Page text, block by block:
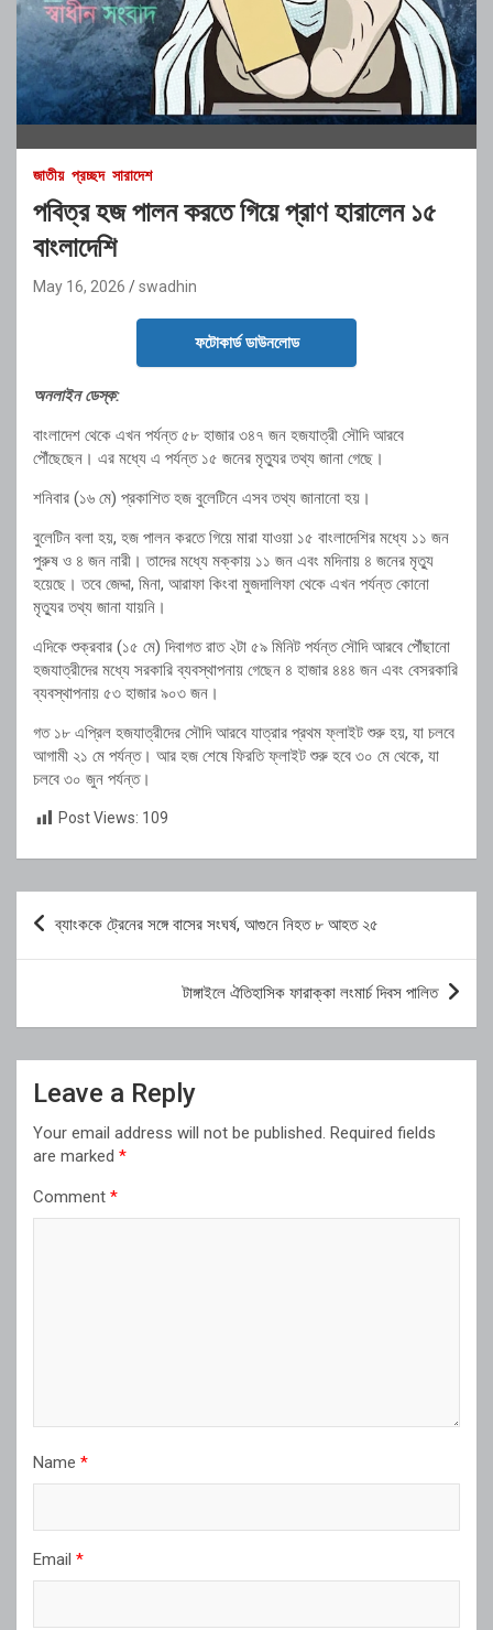
জাতীয় প্রচ্ছদ সারাদেশ
পবিত্র হজ পালন করতে গিয়ে প্রাণ হারালেন ১৫
বাংলাদেশি
May 16, 2026 swadhin
ফটোকার্ড ডাউনলোড
অনলাইন ডেস্ক:
বাংলাদেশ থেকে এখন পর্যন্ত ৫৮ হাজার ৩৪৭ জন হজযাত্রী সৌদি আরবে
পৌঁছেছেন। এর মধ্যে এ পর্যন্ত ১৫ জনের মৃত্যুর তথ্য জানা গেছে।
শনিবার (১৬ মে) প্রকাশিত হজ বুলেটিনে এসব তথ্য জানানো হয়।
বুলেটিন বলা হয়, হজ পালন করতে গিয়ে মারা যাওয়া ১৫ বাংলাদেশির মধ্যে ১১ জন
পুরুষ ও ৪ জন নারী। তাদের মধ্যে মক্কায় ১১ জন এবং মদিনায় ৪ জনের মৃত্যু
হয়েছে। তবে জেদ্দা, মিনা, আরাফা কিংবা মুজদালিফা থেকে এখন পর্যন্ত কোনো
মৃত্যুর তথ্য জানা যায়নি।
এদিকে শুক্রবার (১৫ মে) দিবাগত রাত ২টা ৫৯ মিনিট পর্যন্ত সৌদি আরবে পৌঁছানো
হজযাত্রীদের মধ্যে সরকারি ব্যবস্থাপনায় গেছেন ৪ হাজার ৪৪৪ জন এবং বেসরকারি
ব্যবস্থাপনায় ৫৩ হাজার ৯০৩ জন।
গত ১৮ এপ্রিল হজযাত্রীদের সৌদি আরবে যাত্রার প্রথম ফ্লাইট শুরু হয়, যা চলবে
আগামী ২১ মে পর্যন্ত। আর হজ শেষে ফিরতি ফ্লাইট শুরু হবে ৩০ মে থেকে, যা
চলবে ৩০ জুন পর্যন্ত।
Post Views: 109
Post
navigation
ব্যাংককে ট্রেনের সঙ্গে বাসের সংঘর্ষ, আগুনে নিহত ৮ আহত ২৫
টাঙ্গাইলে ঐতিহাসিক ফারাক্কা লংমার্চ দিবস পালিত
Leave a Reply
Your email address will not be published. Required fields
are marked *
Comment *
Name *
Email *